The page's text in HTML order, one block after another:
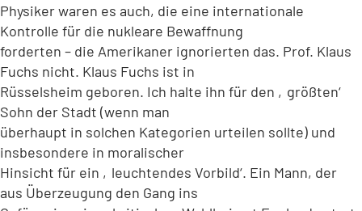
Physiker waren es auch, die eine internationale
Kontrolle für die nukleare Bewaffnung
forderten – die Amerikaner ignorierten das. Prof. Klaus
Fuchs nicht. Klaus Fuchs ist in
Rüsselsheim geboren. Ich halte ihn für den ‚größten‘
Sohn der Stadt (wenn man
überhaupt in solchen Kategorien urteilen sollte) und
insbesondere in moralischer
Hinsicht für ein ‚leuchtendes Vorbild‘. Ein Mann, der
aus Überzeugung den Gang ins